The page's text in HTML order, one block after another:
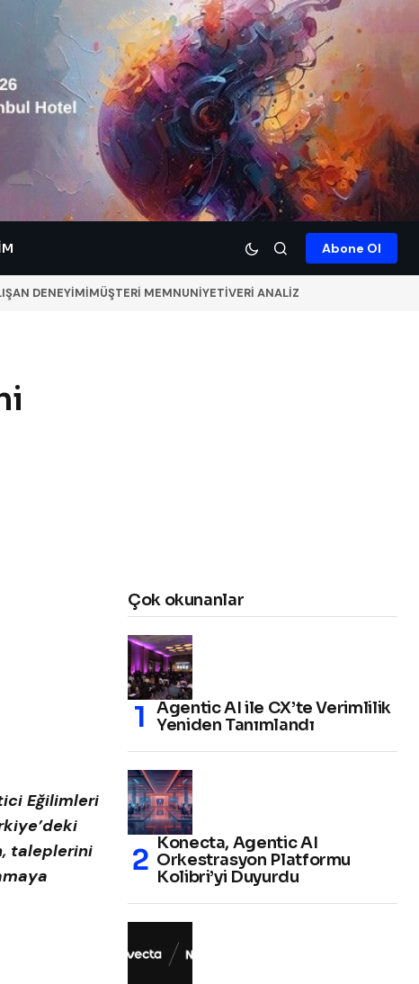
Abone Ol
DENEYİMİMÜŞTERİ MEMNUNİYETİVERİ ANALİZ
Eğilimleri
taleplerini
Çok okunanlar
Agentic AI ile CX’te Verimlilik
Yeniden Tanımlandı
Konecta, Agentic AI
Orkestrasyon Platformu
Kolibri’yi Duyurdu